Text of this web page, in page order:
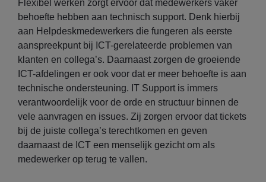
Flexibel werken zorgt ervoor dat medewerkers vaker
behoefte hebben aan technisch support. Denk hierbij
aan Helpdeskmedewerkers die fungeren als eerste
aanspreekpunt bij ICT-gerelateerde problemen van
klanten en collega’s. Daarnaast zorgen de groeiende
ICT-afdelingen er ook voor dat er meer behoefte is aan
technische ondersteuning. IT Support is immers
verantwoordelijk voor de orde en structuur binnen de
vele aanvragen en issues. Zij zorgen ervoor dat tickets
bij de juiste collega’s terechtkomen en geven
daarnaast de ICT een menselijk gezicht om als
medewerker op terug te vallen.